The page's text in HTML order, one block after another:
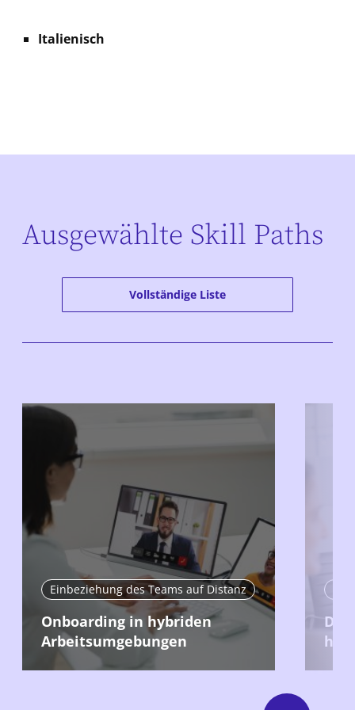
Italienisch
Ausgewählte Skill Paths
Vollständige Liste
Einbeziehung des Teams auf Distanz
Onboarding in hybriden
Arbeitsumgebungen